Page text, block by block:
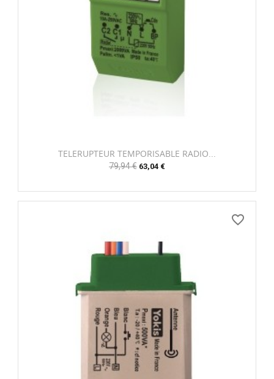
TELERUPTEUR TEMPORISABLE RADIO...
Prix
79,94 € Prix
63,04 €
favorite_border